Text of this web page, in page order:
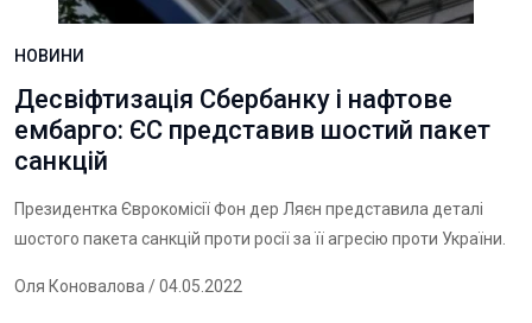
НОВИНИ
Десвіфтизація Сбербанку і нафтове
ембарго: ЄС представив шостий пакет
санкцій
Президентка Єврокомісії Фон дер Ляєн представила деталі
шостого пакета санкцій проти росії за її агресію проти України.
Оля Коновалова / 04.05.2022